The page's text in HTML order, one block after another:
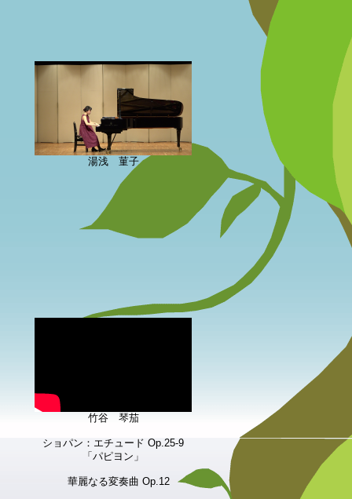
湯浅 菫子
竹谷 琴茄
ショパン：エチュード Op.25-9
「パピヨン」
華麗なる変奏曲 Op.12